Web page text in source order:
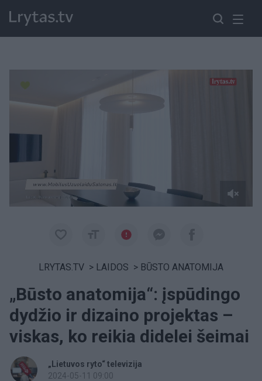
LRYTAS.TV > LAIDOS > BŪSTO ANATOMIJA
„Būsto anatomija“: įspūdingo
dydžio ir dizaino projektas –
viskas, ko reikia didelei šeimai
„Lietuvos ryto“ televizija
2024-05-11 09:00